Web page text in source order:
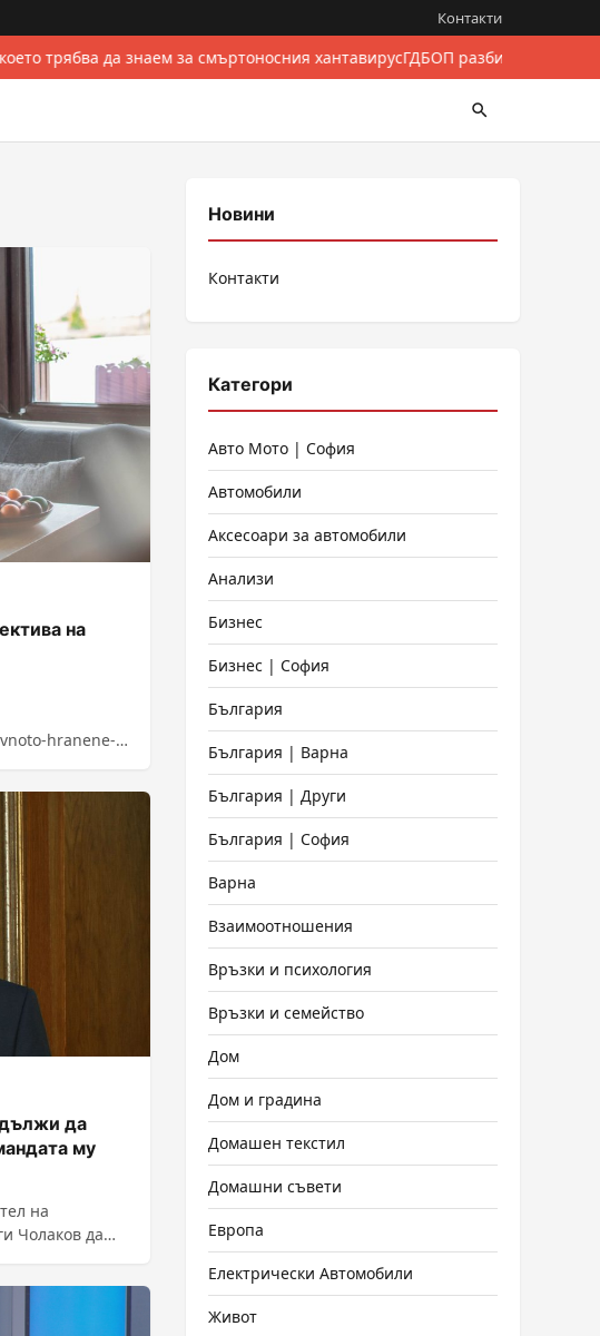
Контакти
трябва да знаем за смъртоносния хантавирусГДБОП разби
на
hranene-
да
му
на
Чолаков да
Новини
Контакти
Категори
Авто Мото | София
Автомобили
Аксесоари за автомобили
Анализи
Бизнес
Бизнес | София
България
България | Варна
България | Други
България | София
Варна
Взаимоотношения
Връзки и психология
Връзки и семейство
Дом
Дом и градина
Домашен текстил
Домашни съвети
Европа
Електрически Автомобили
Живот